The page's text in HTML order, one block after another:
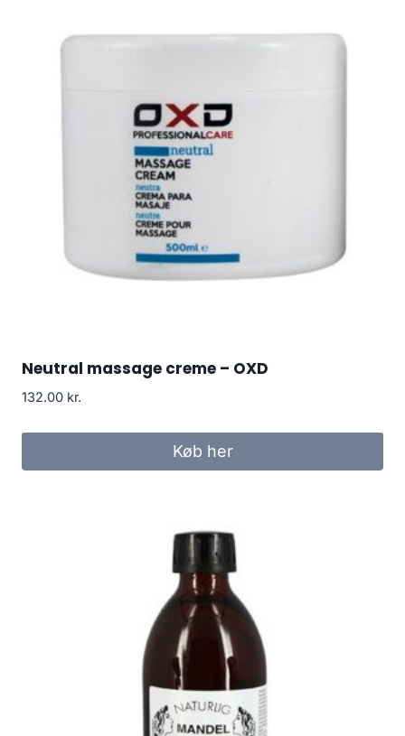
Neutral massage creme – OXD
132.00 kr.
Køb her